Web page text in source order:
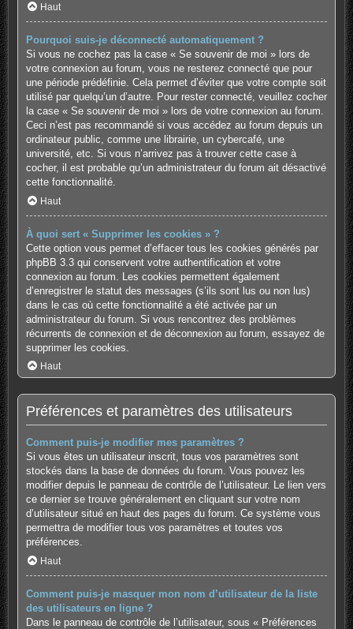
Haut
Pourquoi suis-je déconnecté automatiquement ?
Si vous ne cochez pas la case « Se souvenir de moi » lors de
votre connexion au forum, vous ne resterez connecté que pour
une période prédéfinie. Cela permet d’éviter que votre compte soit
utilisé par quelqu’un d’autre. Pour rester connecté, veuillez cocher
la case « Se souvenir de moi » lors de votre connexion au forum.
Ceci n’est pas recommandé si vous accédez au forum depuis un
ordinateur public, comme une librairie, un cybercafé, une
université, etc. Si vous n’arrivez pas à trouver cette case à
cocher, il est probable qu’un administrateur du forum ait désactivé
cette fonctionnalité.
Haut
À quoi sert « Supprimer les cookies » ?
Cette option vous permet d’effacer tous les cookies générés par
phpBB 3.3 qui conservent votre authentification et votre
connexion au forum. Les cookies permettent également
d’enregistrer le statut des messages (s’ils sont lus ou non lus)
dans le cas où cette fonctionnalité a été activée par un
administrateur du forum. Si vous rencontrez des problèmes
récurrents de connexion et de déconnexion au forum, essayez de
supprimer les cookies.
Haut
Préférences et paramètres des utilisateurs
Comment puis-je modifier mes paramètres ?
Si vous êtes un utilisateur inscrit, tous vos paramètres sont
stockés dans la base de données du forum. Vous pouvez les
modifier depuis le panneau de contrôle de l’utilisateur. Le lien vers
ce dernier se trouve généralement en cliquant sur votre nom
d’utilisateur situé en haut des pages du forum. Ce système vous
permettra de modifier tous vos paramètres et toutes vos
préférences.
Haut
Comment puis-je masquer mon nom d’utilisateur de la liste
des utilisateurs en ligne ?
Dans le panneau de contrôle de l’utilisateur, sous « Préférences